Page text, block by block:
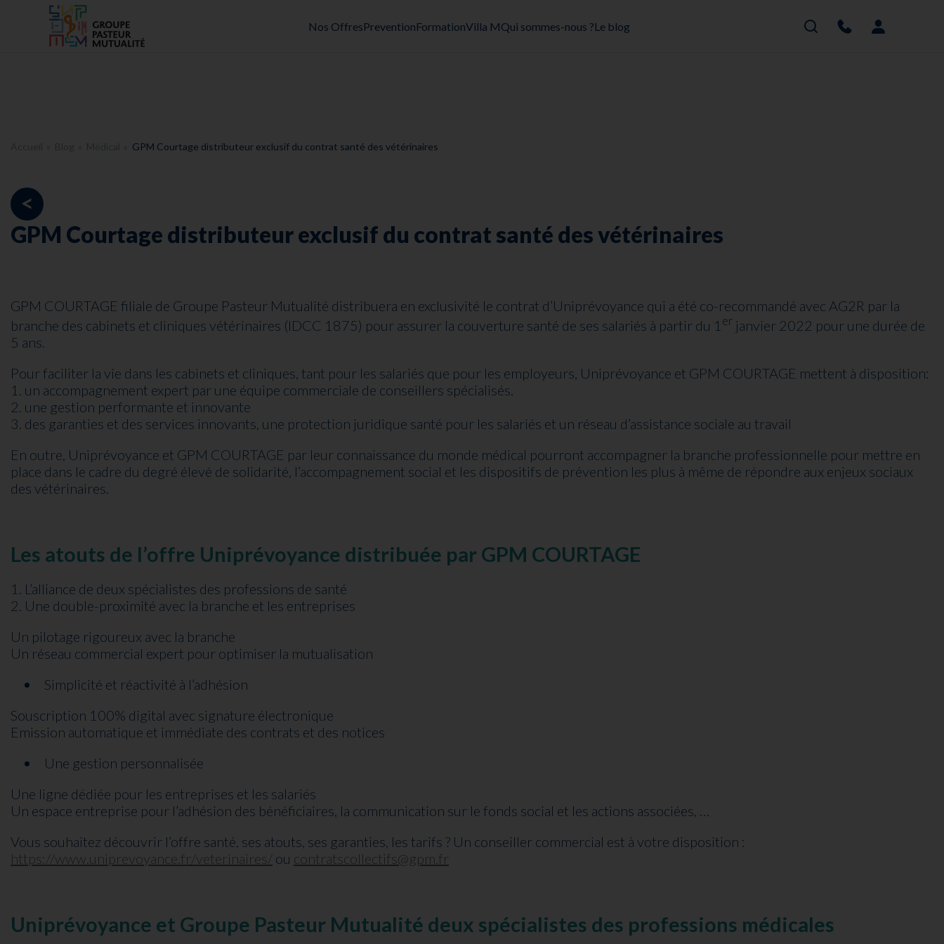
Accueil - Groupe Pasteur Mutualité
Nos OffresPreventionFormationVilla MQui sommes-nous ?Le blog Rechercher
Mon
GPM Courtage distributeur exclusif du contrat santé des vétérinaires
<
GPM Courtage distributeur exclusif du contrat santé des vétérinaires
GPM COURTAGE filiale de Groupe Pasteur Mutualité distribuera en exclusivité le contrat d’Uniprévoyance qui a été co-recommandé avec AG2R par la
branche des cabinets et cliniques vétérinaires (IDCC 1875) pour assurer la couverture santé de ses salariés à partir du 1 er janvier 2022 pour une durée de
5 ans.
Pour faciliter la vie dans les cabinets et cliniques, tant pour les salariés que pour les employeurs, Uniprévoyance et GPM COURTAGE mettent à disposition:
1. un accompagnement expert par une équipe commerciale de conseillers spécialisés.
2. une gestion performante et innovante
3. des garanties et des services innovants, une protection juridique santé pour les salariés et un réseau d’assistance sociale au travail
En outre, Uniprévoyance et GPM COURTAGE par leur connaissance du monde médical pourront accompagner la branche professionnelle pour mettre en
place dans le cadre du degré élevé de solidarité, l’accompagnement social et les dispositifs de prévention les plus à même de répondre aux enjeux sociaux
des vétérinaires.
Les atouts de l’offre Uniprévoyance distribuée par GPM COURTAGE
1. L’alliance de deux spécialistes des professions de santé
2. Une double-proximité avec la branche et les entreprises
Un pilotage rigoureux avec la branche
Un réseau commercial expert pour optimiser la mutualisation
Simplicité et réactivité à l’adhésion
Souscription 100% digital avec signature électronique
Emission automatique et immédiate des contrats et des notices
Une gestion personnalisée
Une ligne dédiée pour les entreprises et les salariés
Un espace entreprise pour l’adhésion des bénéficiaires, la communication sur le fonds social et les actions associées, …
Vous souhaitez découvrir l’offre santé, ses atouts, ses garanties, les tarifs ? Un conseiller commercial est à votre disposition :
https://www.uniprevoyance.fr/veterinaires/ ou contratscollectifs@gpm.fr
Uniprévoyance et Groupe Pasteur Mutualité deux spécialistes des professions médicales